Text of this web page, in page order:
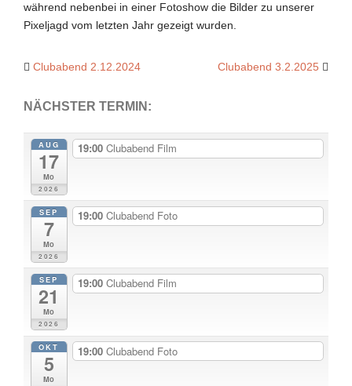
während nebenbei in einer Fotoshow die Bilder zu unserer
Pixeljagd vom letzten Jahr gezeigt wurden.
Post
navigation
Clubabend 2.12.2024 Clubabend 3.2.2025
NÄCHSTER TERMIN:
AUG
17
Mo
2026
19:00 Clubabend Film
SEP
7
Mo
2026
19:00 Clubabend Foto
SEP
21
Mo
2026
19:00 Clubabend Film
OKT
5
Mo
19:00 Clubabend Foto